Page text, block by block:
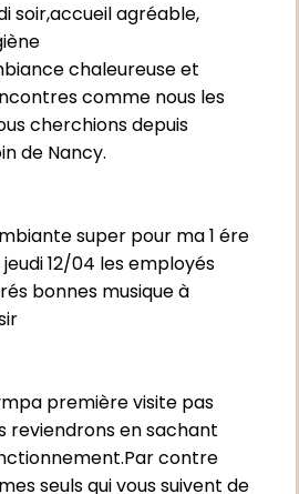
soir,accueil agréable,
chaleureuse et
comme nous les
cherchions depuis
de Nancy.
super pour ma 1 ére
12/04 les employés
bonnes musique à
première visite pas
reviendrons en sachant
contre
seuls qui vous suivent de